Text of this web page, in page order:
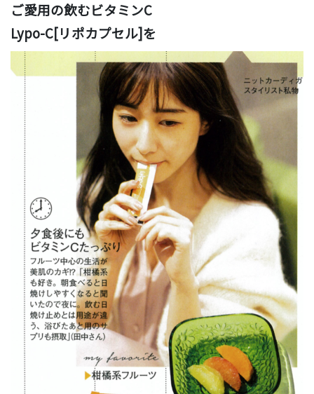
ご愛用の飲むビタミンC
Lypo-C[リポカプセル]を